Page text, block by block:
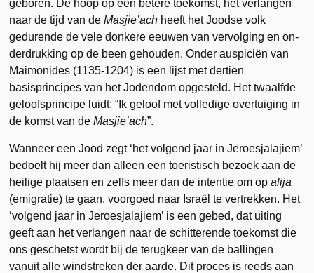
geboren. De hoop op een betere toekomst, het verlangen
naar de tijd van deMasjie’ach heeft het Joodse volk
gedurende de vele donkere eeuwen van vervolging en on­
derdrukking op de been gehouden. Onder auspiciën van
Maimonides (1135-1204) is een lijst met dertien
basisprincipes van het Jodendom opgesteld. Het twaalfde
geloofsprincipe luidt: “Ik geloof met volledige overtuiging in
de komst van deMasjie’ach”.
Wanneer een Jood zegt ‘het volgend jaar in Jeroesjalajiem’
bedoelt hij meer dan alleen een toeristisch bezoek aan de
heilige plaatsen en zelfs meer dan de intentie om opalija
(emigratie) te gaan, voorgoed naar Israël te vertrekken. Het
‘volgend jaar in Jeroesjalajiem’ is een gebed, dat uiting
geeft aan het verlangen naar de schitterende toekomst die
ons geschetst wordt bij de terugkeer van de ballingen
vanuit alle windstreken der aarde. Dit proces is reeds aan